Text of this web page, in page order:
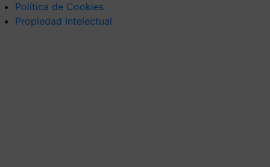
Política de Cookies
Propiedad Intelectual